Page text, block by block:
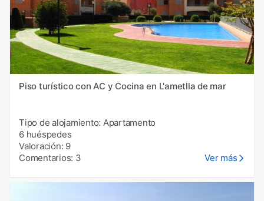
Piso turístico con AC y Cocina en L'ametlla de mar
Tipo de alojamiento: Apartamento
6 huéspedes
Valoración: 9
Comentarios: 3
Ver más